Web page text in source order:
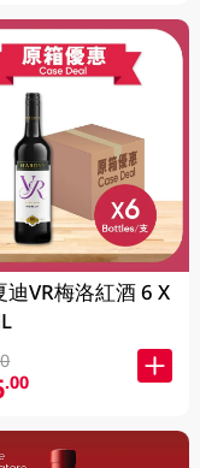
迪VR梅洛紅酒 6 X
.00